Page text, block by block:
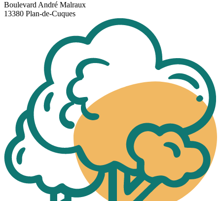
Boulevard André Malraux
13380 Plan-de-Cuques